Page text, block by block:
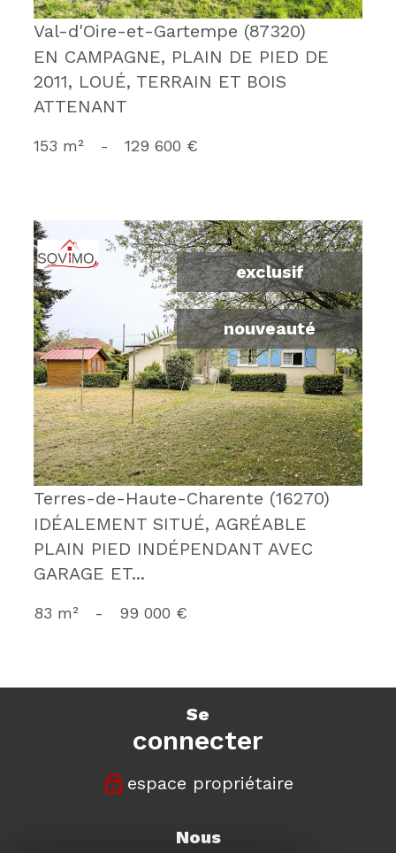
Val-d'Oire-et-Gartempe (87320)
EN CAMPAGNE, PLAIN DE PIED DE
2011, LOUÉ, TERRAIN ET BOIS
ATTENANT
153 m² - 129 600 €
exclusif
nouveauté
voir le bien
Terres-de-Haute-Charente (16270)
IDÉALEMENT SITUÉ, AGRÉABLE
PLAIN PIED INDÉPENDANT AVEC
GARAGE ET...
83 m² - 99 000 €
se
connecter
espace propriétaire
nous